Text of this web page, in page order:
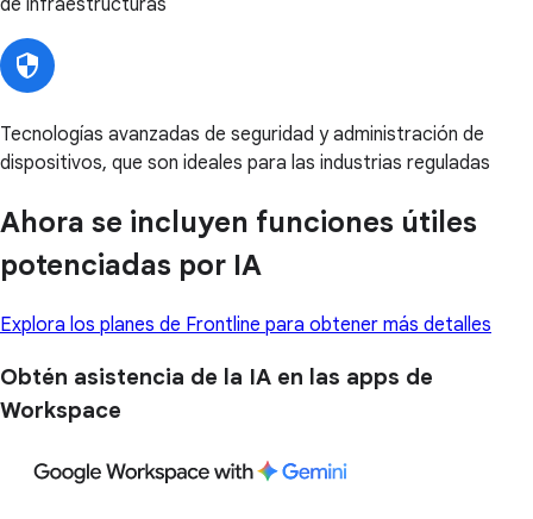
Tecnologías avanzadas de seguridad y administración de
dispositivos, que son ideales para las industrias reguladas
Ahora se incluyen funciones útiles
potenciadas por IA
Explora los planes de Frontline para obtener más detalles
Obtén asistencia de la IA en las apps de
Workspace